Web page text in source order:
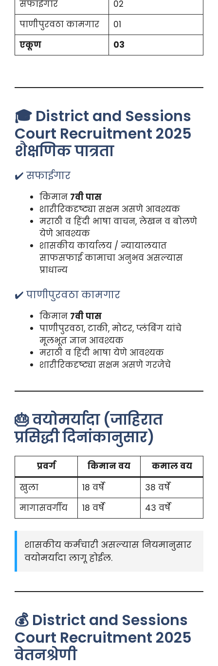
सफाईगार
02
पाणीपुरवठा कामगार
01
एकूण
03
🎓 District and Sessions
Court Recruitment 2025
शैक्षणिक पात्रता
✔️ सफाईगार
किमान 7वी पास
शारीरिकदृष्ट्या सक्षम असणे आवश्यक
मराठी व हिंदी भाषा वाचन, लेखन व बोलणे
येणे आवश्यक
शासकीय कार्यालय / न्यायालयात
साफसफाई कामाचा अनुभव असल्यास
प्राधान्य
✔️ पाणीपुरवठा कामगार
किमान 7वी पास
पाणीपुरवठा, टाकी, मोटर, प्लंबिंग यांचे
मूलभूत ज्ञान आवश्यक
मराठी व हिंदी भाषा येणे आवश्यक
शारीरिकदृष्ट्या सक्षम असणे गरजेचे
🎂 वयोमर्यादा (जाहिरात
प्रसिद्धी दिनांकानुसार)
प्रवर्ग किमान वय
कमाल वय
खुला
18 वर्षे
38 वर्षे
मागासवर्गीय
18 वर्षे 43 वर्षे
शासकीय कर्मचारी असल्यास नियमानुसार
वयोमर्यादा लागू होईल.
💰 District and Sessions
Court Recruitment 2025
वेतनश्रेणी